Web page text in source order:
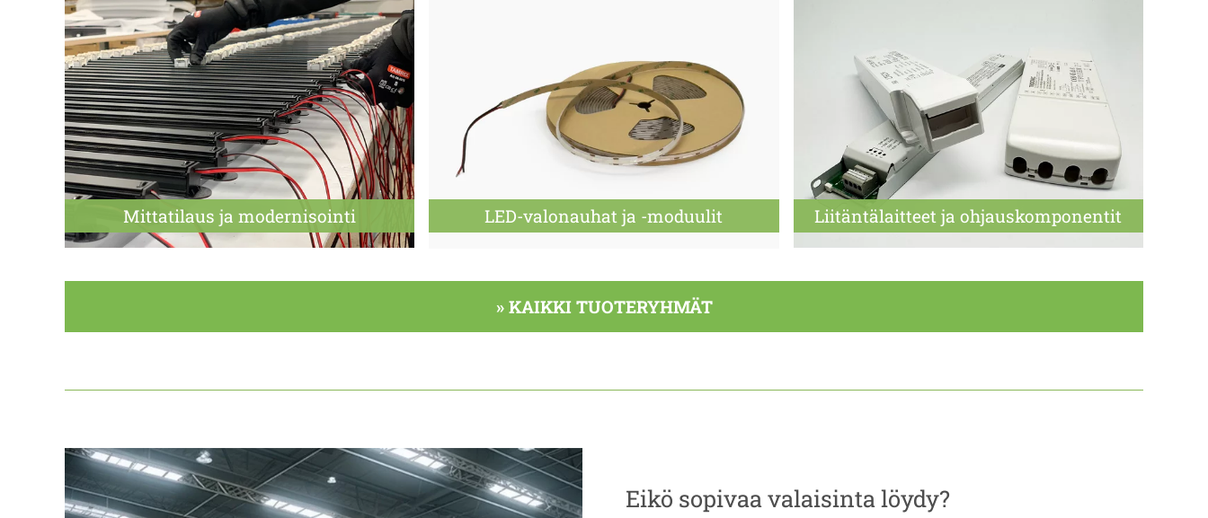
Mittatilaus ja modernisointi LED-valonauhat ja -moduulit Liitäntä­laitteet ja ohjaus­komponentit
» KAIKKI TUOTERYHMÄT
Eikö sopivaa valaisinta löydy?